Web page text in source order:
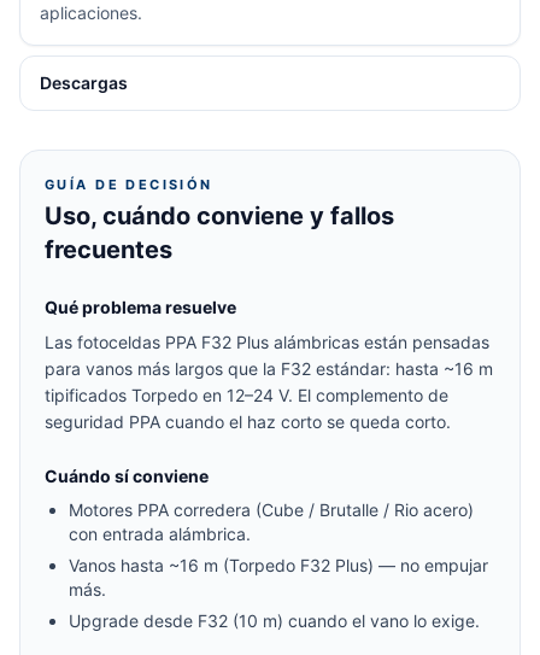
aplicaciones.
Descargas
GUÍA DE DECISIÓN
Uso, cuándo conviene y fallos
frecuentes
Qué problema resuelve
Las fotoceldas PPA F32 Plus alámbricas están pensadas
para vanos más largos que la F32 estándar: hasta ~16 m
tipificados Torpedo en 12–24 V. El complemento de
seguridad PPA cuando el haz corto se queda corto.
Cuándo sí conviene
Motores PPA corredera (Cube / Brutalle / Rio acero)
con entrada alámbrica.
Vanos hasta ~16 m (Torpedo F32 Plus) — no empujar
más.
Upgrade desde F32 (10 m) cuando el vano lo exige.